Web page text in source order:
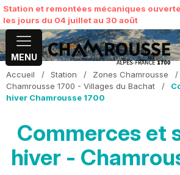
Station et remontées mécaniques
les jours du 04 juillet au 30 août
MENU
Accueil / Station / Zones Chamrousse
/
Chamrousse 1700 - Villages du Bachat
/
hiver Chamrousse 1700
Commerces et
hiver -